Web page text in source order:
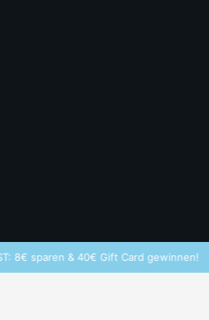
sparen & 40€ Gift Card gewinnen!